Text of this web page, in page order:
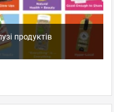
продуктів